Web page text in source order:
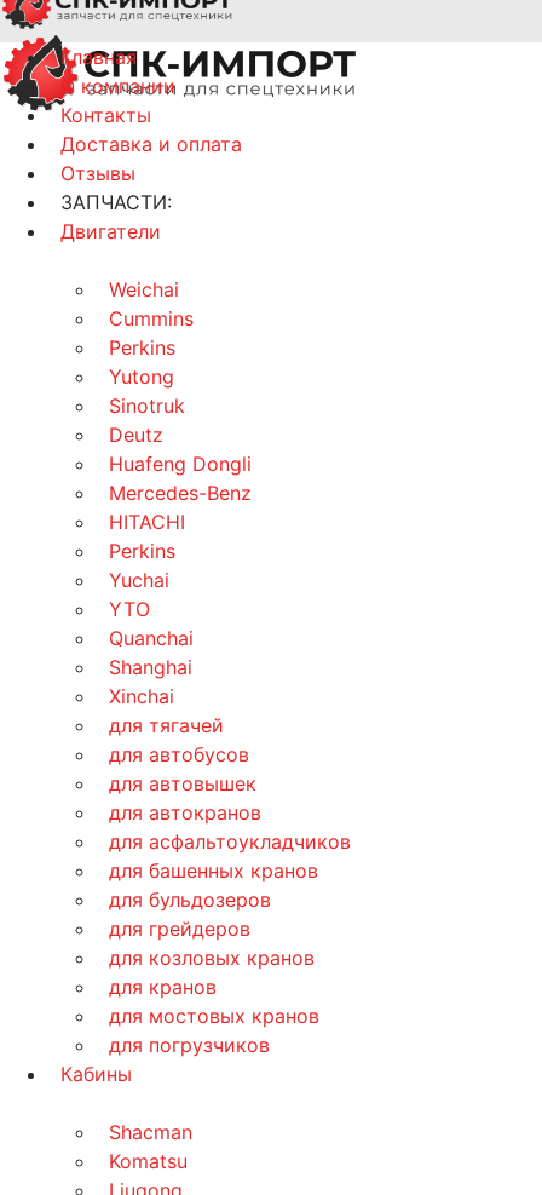
Главная
О компании
Контакты
Доставка и оплата
Отзывы
ЗАПЧАСТИ:
Двигатели
Weichai
Cummins
Perkins
Yutong
Sinotruk
Deutz
Huafeng Dongli
Mercedes-Benz
HITACHI
Perkins
Yuchai
YTO
Quanchai
Shanghai
Xinchai
для тягачей
для автобусов
для автовышек
для автокранов
для асфальтоукладчиков
для башенных кранов
для бульдозеров
для грейдеров
для козловых кранов
для кранов
для мостовых кранов
для погрузчиков
Кабины
Shacman
Komatsu
Liugong